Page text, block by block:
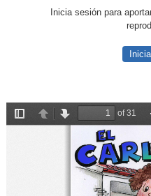
Inicia sesión para